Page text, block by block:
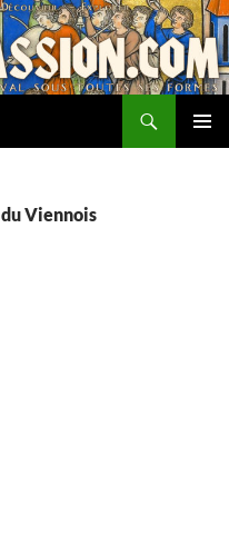
Viennois